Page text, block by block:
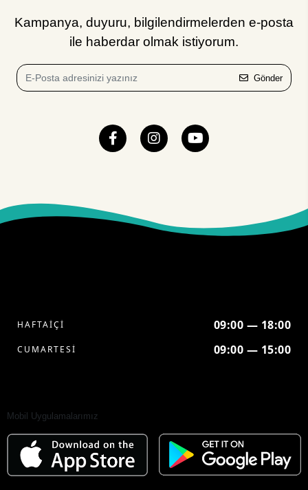
Kampanya, duyuru, bilgilendirmelerden e-posta
ile haberdar olmak istiyorum.
Gönder
HAFTAİÇİ 09:00 — 18:00
CUMARTESİ 09:00 — 15:00
Mobil Uygulamalarımız